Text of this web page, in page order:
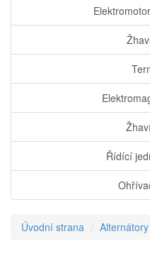
Řídící
Úvodní strana Alternátory